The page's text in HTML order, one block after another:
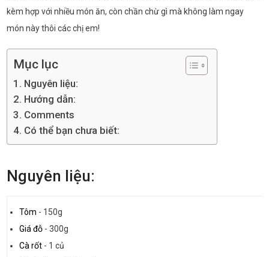
kèm hợp với nhiều món ăn, còn chần chừ gì mà không làm ngay
món này thôi các chị em!
Mục lục
Nguyên liệu:
Hướng dẫn:
Comments
Có thể bạn chưa biết:
Nguyên liệu:
Tôm - 150g
Giá đỗ -300g
Cà rốt - 1 củ